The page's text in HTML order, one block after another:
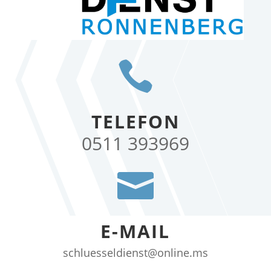

TELEFON
0511 393969

E-MAIL
schluesseldienst@online.ms